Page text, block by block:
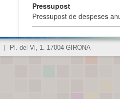
Pressupost
Pressupost de despeses
Pl. del Vi, 1. 17004 GIRONA